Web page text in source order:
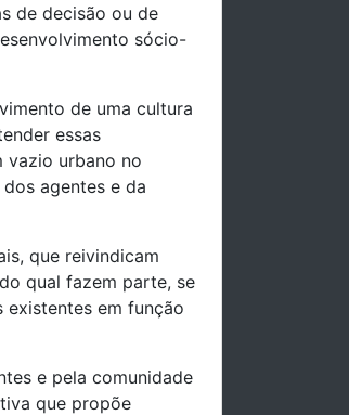
de decisão ou de
sócio-
de uma cultura
essas
vazio urbano no
agentes e da
que reivindicam
qual fazem parte, se
em função
e pela comunidade
que propõe